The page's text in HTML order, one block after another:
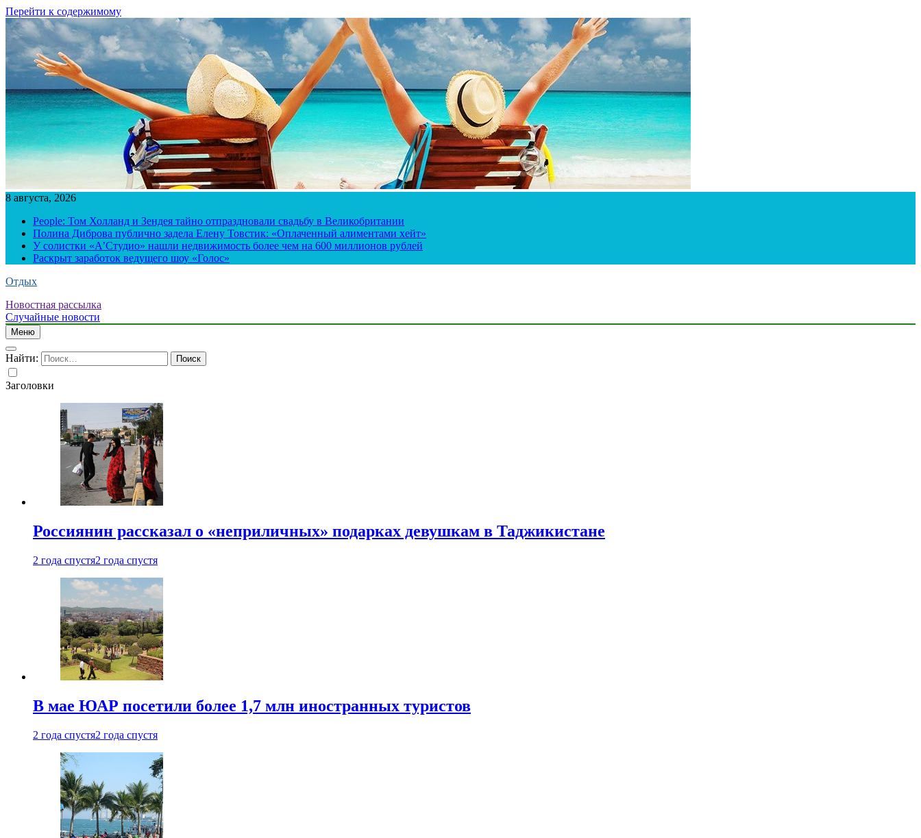
Перейти к содержимому
8 августа, 2026
People: Том Холланд и Зендея тайно отпраздновали свадьбу в Великобритании
Полина Диброва публично задела Елену Товстик: «Оплаченный алиментами хейт»
У солистки «А’Студио» нашли недвижимость более чем на 600 миллионов рублей
Раскрыт заработок ведущего шоу «Голос»
Отдых
Новостная рассылка
Случайные новости
Меню
Найти:
Заголовки
Россиянин рассказал о «неприличных» подарках девушкам в Таджикистане
2 года спустя2 года спустя
В мае ЮАР посетили более 1,7 млн иностранных туристов
2 года спустя2 года спустя